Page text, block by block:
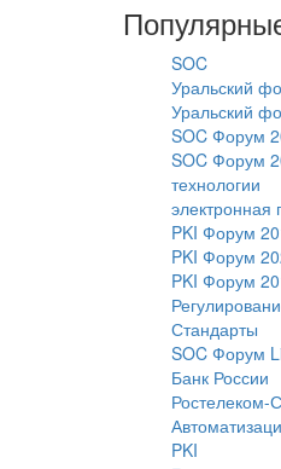
SOC
Уральский
Уральский
SOC Форум
SOC Форум
технологии
электронная
PKI Форум
PKI Форум
PKI Форум
Стандарты
SOC Форум
Банк России
Ростелеком-
PKI